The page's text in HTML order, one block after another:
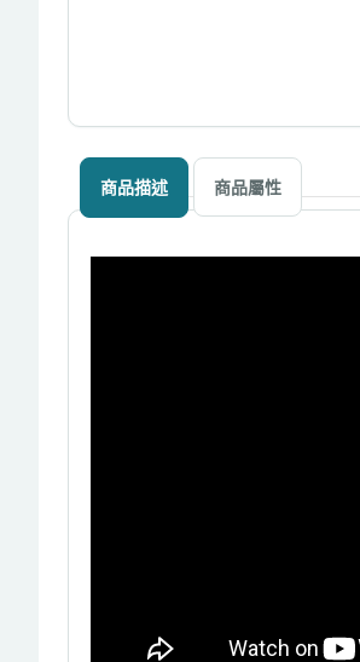
商品描述 商品屬性